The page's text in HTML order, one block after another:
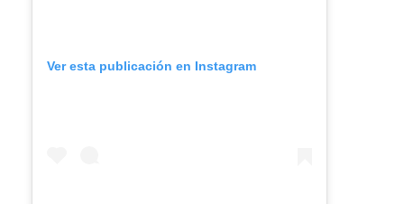
Ver esta publicación en Instagram